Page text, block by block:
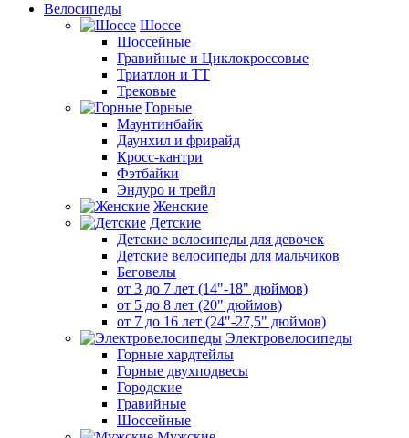
Велосипеды
Шоссе
Шоссейные
Гравийные и Циклокроссовые
Триатлон и ТТ
Трековые
Горные
Маунтинбайк
Даунхил и фрирайд
Кросс-кантри
Фэтбайки
Эндуро и трейл
Женские
Детские
Детские велосипеды для девочек
Детские велосипеды для мальчиков
Беговелы
от 3 до 7 лет (14"-18" дюймов)
от 5 до 8 лет (20" дюймов)
от 7 до 16 лет (24"-27,5" дюймов)
Электровелосипеды
Горные хардтейлы
Горные двухподвесы
Городские
Гравийные
Шоссейные